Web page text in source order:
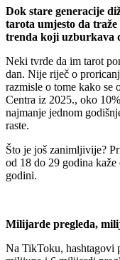
Dok stare generacije
tarota umjesto da traže
trenda koji uzburkava
Neki tvrde da im tarot
dan. Nije riječ o
razmisle o tome kako se
Centra iz 2025., oko
najmanje jednom
raste.
Što je još zanimljivije?
od 18 do 29 godina kaže
godini.
Milijarde pregleda,
Na TikToku, hashtagovi